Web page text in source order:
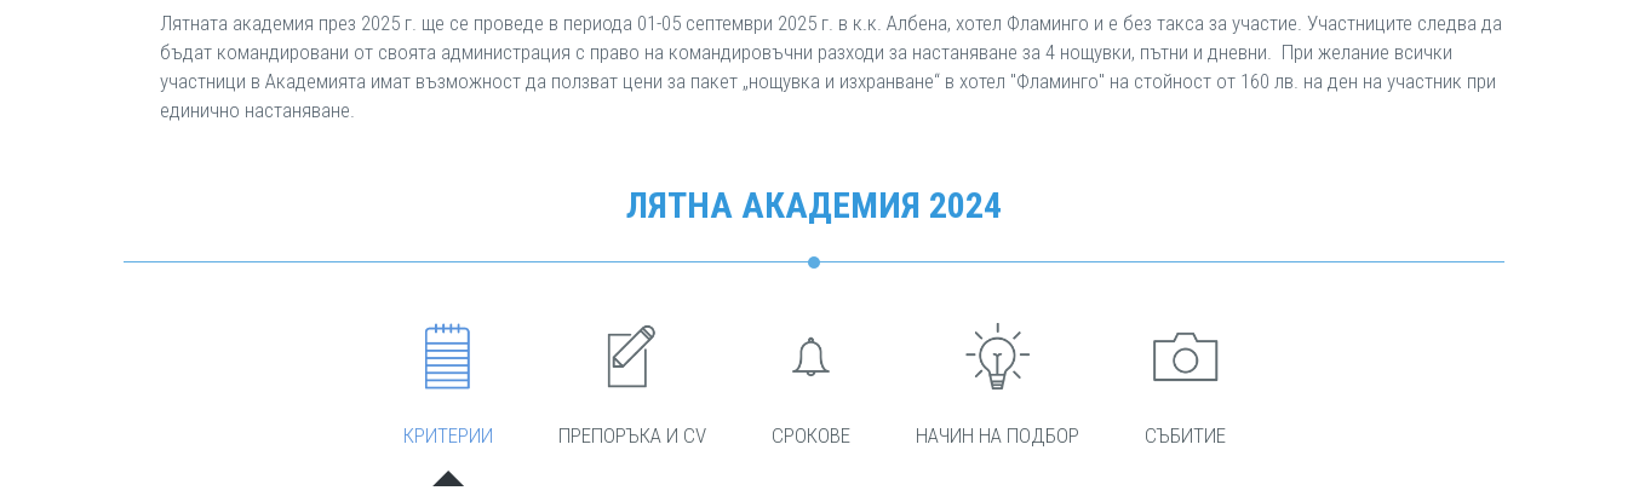
Лятната академия през 2025 г. ще се проведе в периода 01-05 септември 2025 г. в к.к. Албена, хотел Фламинго и е без такса за участие. Участниците следва да
бъдат командировани от своята администрация с право на командировъчни разходи за настаняване за 4 нощувки, пътни и дневни. При желание всички
участници в Академията имат възможност да ползват цени за пакет „нощувка и изхранване“ в хотел "Фламинго" на стойност от 160 лв. на ден на участник при
единично настаняване.
ЛЯТНА АКАДЕМИЯ 2024
КРИТЕРИИ ПРЕПОРЪКА И CV СРОКОВЕ НАЧИН НА ПОДБОР СЪБИТИЕ